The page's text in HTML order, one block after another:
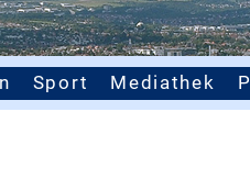
Sport Mediathek